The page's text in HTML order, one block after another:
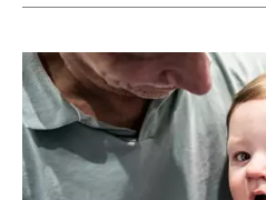
Aktuella artiklar